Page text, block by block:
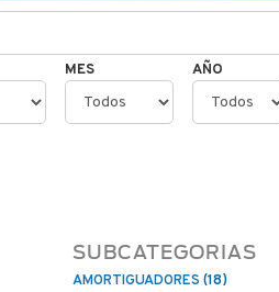
MES AÑO
SUBCATEGORIAS
AMORTIGUADORES(18)